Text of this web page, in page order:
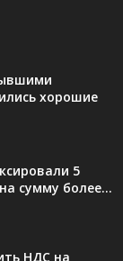
хорошие
5
сумму более...
НДС на